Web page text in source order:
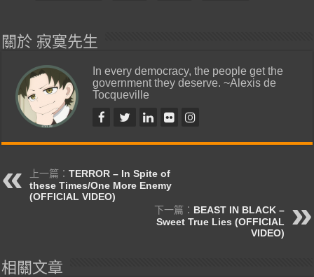
關於 寂寞先生
In every democracy, the people get the
government they deserve. ~Alexis de
Tocqueville
上一篇：TERROR – In Spite of
these Times/One More Enemy
(OFFICIAL VIDEO)
下一篇： BEAST IN BLACK –
Sweet True Lies (OFFICIAL
VIDEO)
相關文章